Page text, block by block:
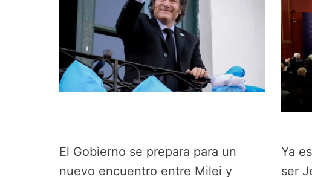
El Gobierno se prepara para un
nuevo encuentro entre Milei y
Ya
ser